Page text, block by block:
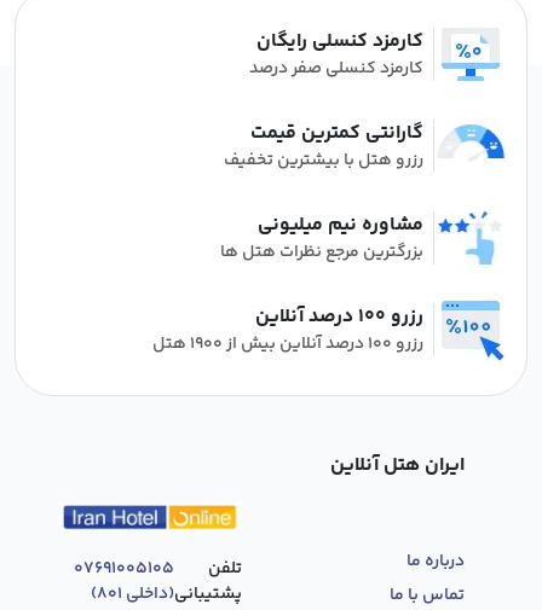
کارمزد کنسلی رایگان
کارمزد کنسلی صفر درصد
گارانتی کمترین قیمت
رزرو هتل با بیشترین تخفیف
مشاوره نیم میلیونی
بزرگترین مرجع نظرات هتل ها
رزرو 100 درصد آنلاین
رزرو 100 درصد آنلاین بیش از 1900 هتل
ایران هتل آنلاین
درباره ما
تماس با ما
تلفن
پشتیبانی
07691005105
(داخلی 801)